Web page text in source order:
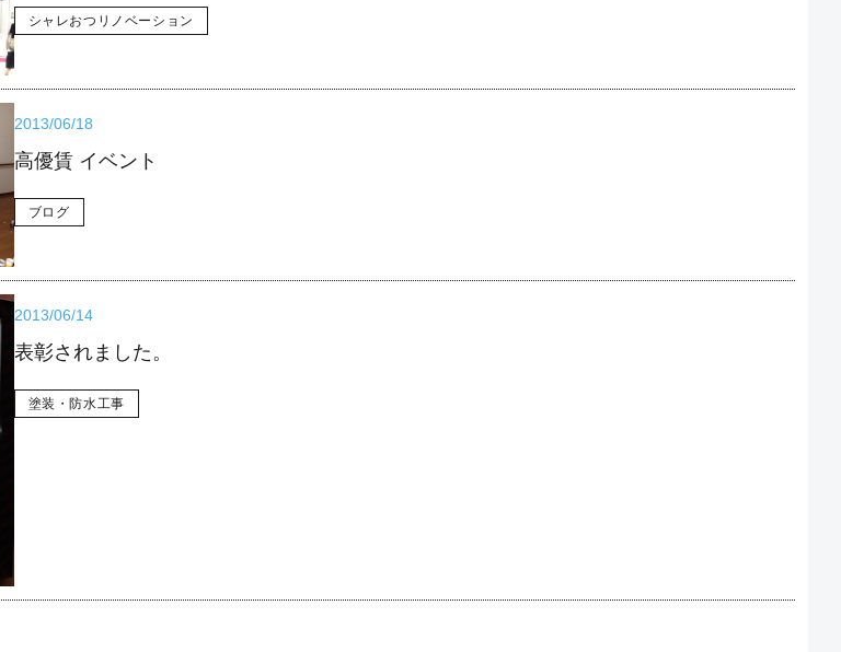
シャレおつリノベーション
2013/06/18
高優賃 イベント
ブログ
2013/06/14
表彰されました。
塗装・防水工事